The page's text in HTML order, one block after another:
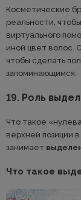
Косметические
реальности,
виртуального
иной цвет волос.
чтобы сделать
запоминающимся.
19. Роль
Что такое
верхней позиции
занимает
Что такое